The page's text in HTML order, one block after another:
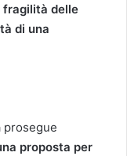
fragilità delle
di una
prosegue
proposta per